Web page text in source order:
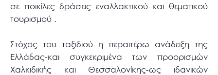
σε ποικίλες δράσεις εναλλακτικού και θεματικού
τουρισμού .
Στόχος του ταξιδιού η περαιτέρω ανάδειξη της
Ελλάδας-και συγκεκριμένα των προορισμών
Χαλκιδικής και Θεσσαλονίκης-ως ιδανικών